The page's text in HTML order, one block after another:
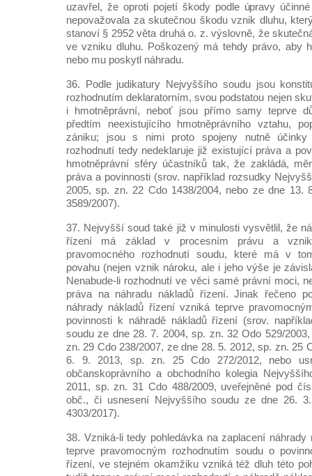
uzavřel, že oproti pojetí škody podle úpravy
nepovažovala za skutečnou škodu vznik dluhu,
stanoví § 2952 věta druhá o. z. výslovně, že
ve vzniku dluhu. Poškozený má tehdy právo, aby
nebo mu poskytl náhradu.
36. Podle judikatury Nejvyššího soudu jsou
rozhodnutím deklaratorním, svou podstatou nejen
i hmotněprávní, neboť jsou přímo samy teprve
předtím neexistujícího hmotněprávního vztahu,
zániku; jsou s nimi proto spojeny nutně účinky
rozhodnutí tedy nedeklaruje již existující práva a
hmotněprávní sféry účastníků tak, že zakládá,
práva a povinnosti (srov. například rozsudky
2005, sp. zn. 22 Cdo 1438/2004, nebo ze dne 13.
3589/2007).
37. Nejvyšší soud také již v minulosti vysvětlil, že
řízení má základ v procesním právu a
pravomocného rozhodnutí soudu, které má v
povahu (nejen vznik nároku, ale i jeho výše je
Nenabude-li rozhodnutí ve věci samé právní moci,
práva na náhradu nákladů řízení. Jinak řečeno
náhrady nákladů řízení vzniká teprve
povinnosti k náhradě nákladů řízení (srov.
soudu ze dne 28. 7. 2004, sp. zn. 32 Odo 529/
zn. 29 Cdo 238/2007, ze dne 28. 5. 2012, sp. zn. 25
6. 9. 2013, sp. zn. 25 Cdo 272/2012, nebo
občanskoprávního a obchodního kolegia
2011, sp. zn. 31 Cdo 488/2009, uveřejněné pod
obč., či usnesení Nejvyššího soudu ze dne 26.
4303/2017).
38. Vzniká-li tedy pohledávka na zaplacení náhrady
teprve pravomocným rozhodnutím soudu o
řízení, ve stejném okamžiku vzniká též dluh této